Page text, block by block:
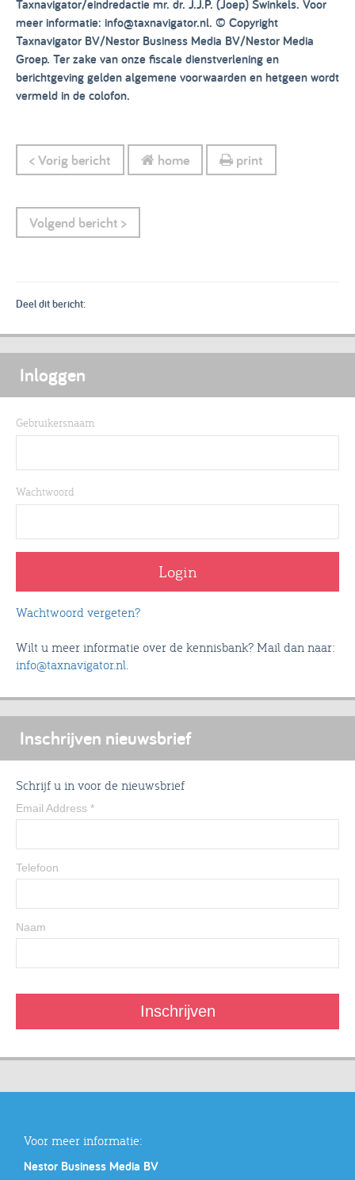
Taxnavigator/eindredactie mr. dr. J.J.P. (Joep) Swinkels. Voor
meer informatie: info@taxnavigator.nl. © Copyright
Taxnavigator BV/Nestor Business Media BV/Nestor Media
Groep. Ter zake van onze fiscale dienstverlening en
berichtgeving gelden algemene voorwaarden en hetgeen wordt
vermeld in de colofon.
< Vorig bericht home print
Volgend bericht >
Deel dit bericht:
Inloggen
Gebruikersnaam
Wachtwoord
Wachtwoord vergeten?
Wilt u meer informatie over de kennisbank? Mail dan naar:
info@taxnavigator.nl
Inschrijven nieuwsbrief
Schrijf u in voor de nieuwsbrief
Email Address *
Telefoon
Naam
Voor meer informatie:
Nestor Business Media BV